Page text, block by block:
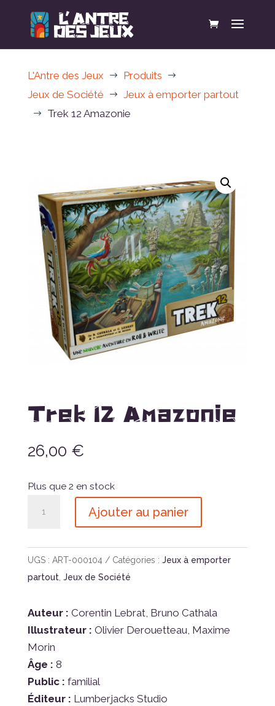
L'Antre des Jeux $ Produits $
Jeux de Société $ Jeux à emporter partout
$ Trek 12 Amazonie
Trek 12 Amazonie
26,00 €
Plus que 2 en stock
12
Amazonie
Ajouter au panier
UGS : ART-000104 Catégories : Jeux à emporter
partout, Jeux de Société
Auteur : Corentin Lebrat, Bruno Cathala
Illustrateur : Olivier Derouetteau, Maxime
Morin
Âge : 8
Public : familial
Éditeur : Lumberjacks Studio